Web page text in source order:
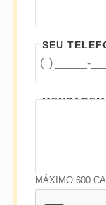
SEU
MENSAGEM
MÁXIMO 600